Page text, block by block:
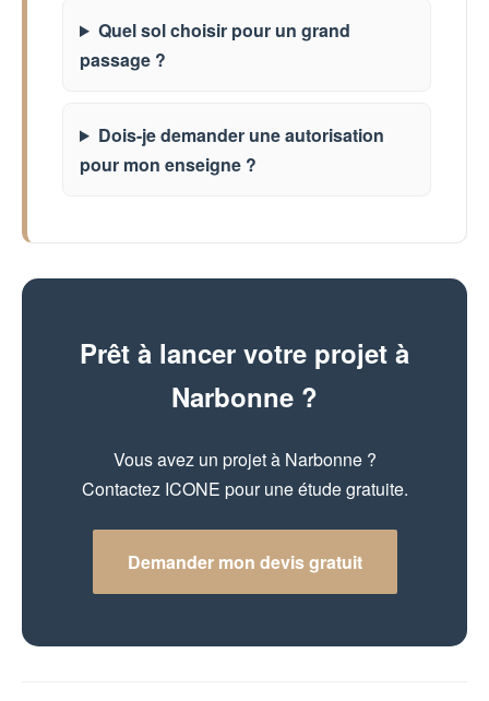
Quel sol choisir pour un grand
passage ?
Dois-je demander une autorisation
pour mon enseigne ?
Prêt à lancer votre projet à
Narbonne ?
Vous avez un projet à Narbonne ?
Contactez ICONE pour une étude gratuite.
Demander mon devis gratuit